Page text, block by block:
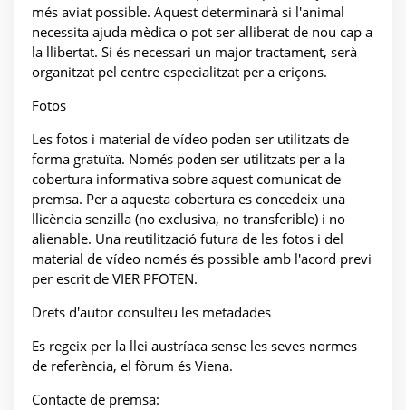
més aviat possible. Aquest determinarà si l'animal
necessita ajuda mèdica o pot ser alliberat de nou cap a
la llibertat. Si és necessari un major tractament, serà
organitzat pel centre especialitzat per a eriçons.
Fotos
Les fotos i material de vídeo poden ser utilitzats de
forma gratuïta. Només poden ser utilitzats per a la
cobertura informativa sobre aquest comunicat de
premsa. Per a aquesta cobertura es concedeix una
llicència senzilla (no exclusiva, no transferible) i no
alienable. Una reutilització futura de les fotos i del
material de vídeo només és possible amb l'acord previ
per escrit de VIER PFOTEN.
Drets d'autor consulteu les metadades
Es regeix per la llei austríaca sense les seves normes
de referència, el fòrum és Viena.
Contacte de premsa: